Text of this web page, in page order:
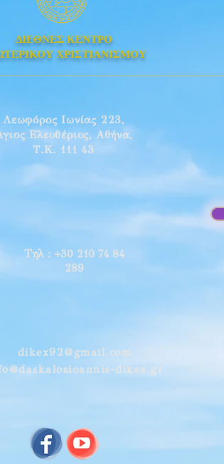
ΔΙΕΘΝΕΣ ΚΕΝΤΡΟ
ΧΡΙΣΤΙΑΝΙΣΜΟΥ
Λεωφόρος Ιωνίας 223,
Ελευθέριος, Αθήνα,
Τ.Κ. 111 43
Τηλ : +30 210 74 84
289
dikex92@gmail.com
dikex.gr